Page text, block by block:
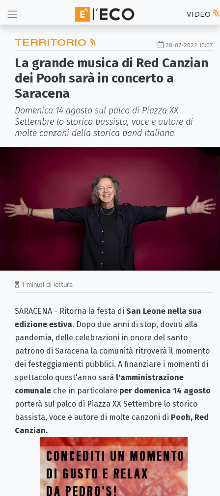
VIDEO
TERRITORIO 28-07-2022 10:07
La grande musica di Red Canzian
dei Pooh sarà in concerto a
Saracena
Domenica 14 agosto sul palco di Piazza XX
Settembre lo storico bassista, voce e autore di
molte canzoni della storica band italiana
1 minuti di lettura
SARACENA - Ritorna la festa di San Leone nella sua
edizione estiva. Dopo due anni di stop, dovuti alla
pandemia, delle celebrazioni in onore del santo
patrono di Saracena la comunità ritroverà il momento
dei festeggiamenti pubblici. A finanziare i momenti di
spettacolo quest'anno sarà l'amministrazione
comunale che in particolare per domenica 14 agosto
porterà sul palco di Piazza XX Settembre lo storico
bassista, voce e autore di molte canzoni di Pooh, Red
Canzian.